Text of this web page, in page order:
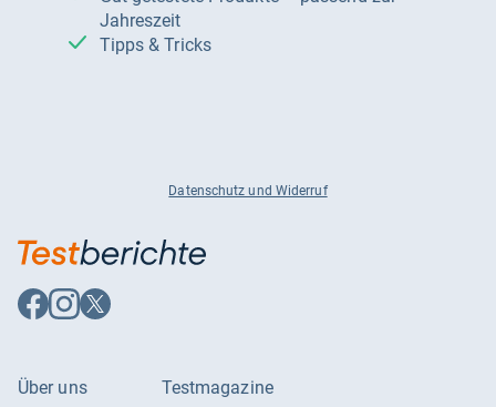
Jahreszeit
Tipps & Tricks
Datenschutz und Widerruf
Auf
Facebook
Auf
Instagram
Auf
X
Über uns Testmagazine